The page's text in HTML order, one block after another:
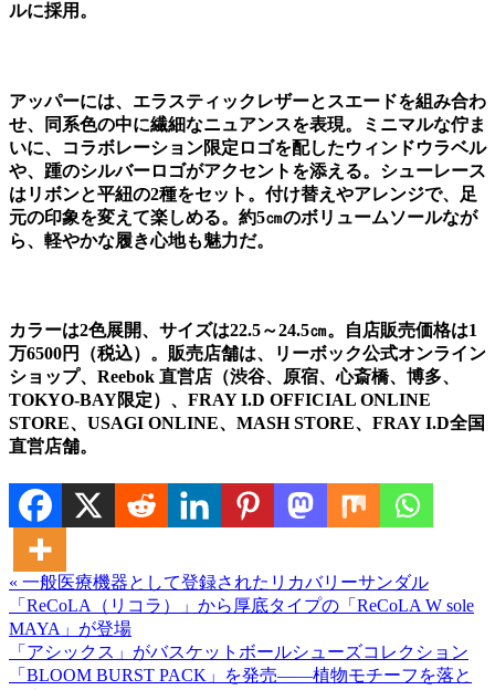
ルに採用。
アッパーには、エラスティックレザーとスエードを組み合わ
せ、同系色の中に繊細なニュアンスを表現。ミニマルな佇ま
いに、コラボレーション限定ロゴを配したウィンドウラベル
や、踵のシルバーロゴがアクセントを添える。シューレース
はリボンと平紐の2種をセット。付け替えやアレンジで、足
元の印象を変えて楽しめる。約5㎝のボリュームソールなが
ら、軽やかな履き心地も魅力だ。
カラーは2色展開、サイズは22.5～24.5㎝。自店販売価格は1
万6500円（税込）。販売店舗は、リーボック公式オンライン
ショップ、Reebok 直営店（渋谷、原宿、心斎橋、博多、
TOKYO-BAY限定）、FRAY I.D OFFICIAL ONLINE
STORE、USAGI ONLINE、MASH STORE、FRAY I.D全国
直営店舗。
« 一般医療機器として登録されたリカバリーサンダル
「ReCoLA（リコラ）」から厚底タイプの「ReCoLA W sole
MAYA」が登場
「アシックス」がバスケットボールシューズコレクション
「BLOOM BURST PACK」を発売――植物モチーフを落と